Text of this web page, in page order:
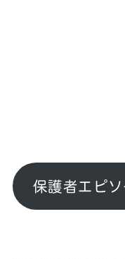
保護者エピ